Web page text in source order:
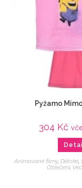
Pyžamo
304 Kč
Animované filmy,Dětské,
Oblečení,